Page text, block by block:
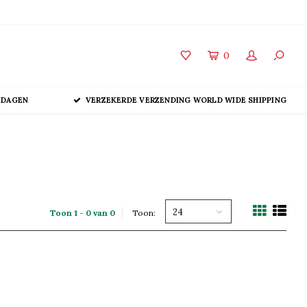
0
VERZEKERDE VERZENDING WORLD WIDE SHIPPING
Toon 1 - 0 van 0 Toon: 24